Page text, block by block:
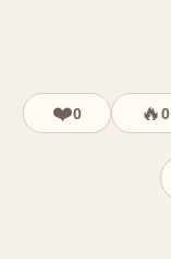
❤️0 🔥0